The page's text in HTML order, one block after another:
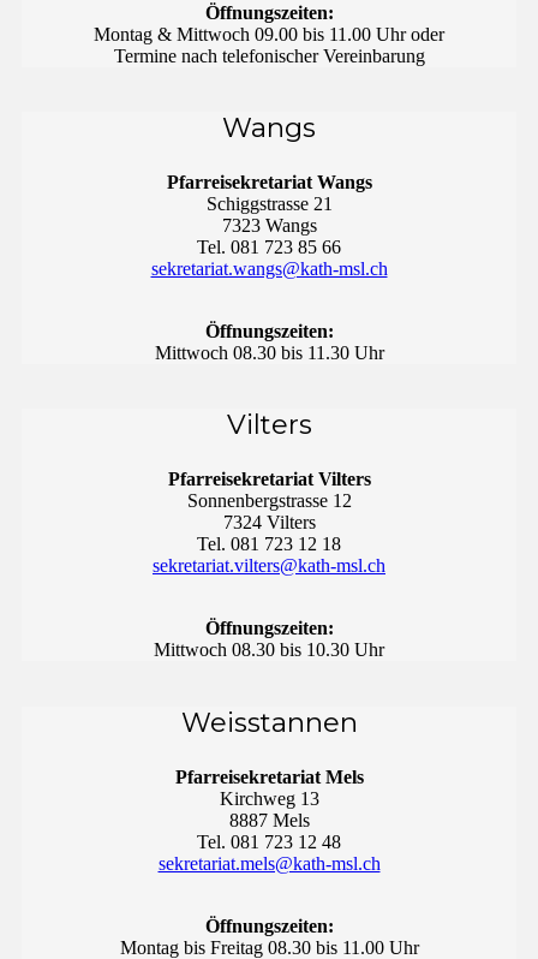
Öffnungszeiten:
Montag & Mittwoch 09.00 bis 11.00 Uhr oder
Termine nach telefonischer Vereinbarung
Wangs
Pfarreisekretariat Wangs
Schiggstrasse 21
7323 Wangs
Tel. 081 723 85 66
sekretariat.wangs@kath-msl.ch
Öffnungszeiten:
Mittwoch 08.30 bis 11.30 Uhr
Vilters
Pfarreisekretariat Vilters
Sonnenbergstrasse 12
7324 Vilters
Tel. 081 723 12 18
sekretariat.vilters@kath-msl.ch
Öffnungszeiten:
Mittwoch 08.30 bis 10.30 Uhr
Weisstannen
Pfarreisekretariat Mels
Kirchweg 13
8887 Mels
Tel. 081 723 12 48
sekretariat.mels@kath-msl.ch
Öffnungszeiten:
Montag bis Freitag 08.30 bis 11.00 Uhr